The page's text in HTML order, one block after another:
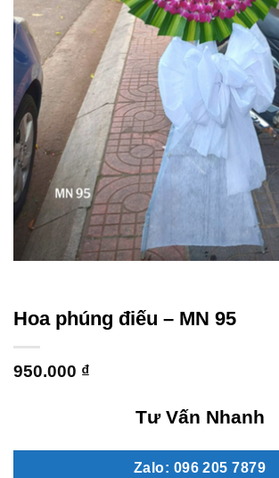
Hoa phúng điếu – MN 95
950.000 ₫
Tư Vấn Nhanh
Zalo: 096 205 7879